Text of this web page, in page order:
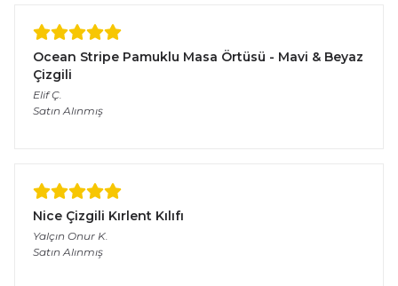
Ocean Stripe Pamuklu Masa Örtüsü - Mavi & Beyaz
Çizgili
Elif Ç.
Satın Alınmış
Nice Çizgili Kırlent Kılıfı
Yalçın Onur K.
Satın Alınmış